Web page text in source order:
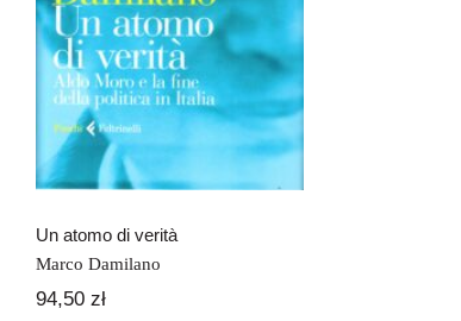
Un atomo di verità
Marco Damilano
94,50 zł